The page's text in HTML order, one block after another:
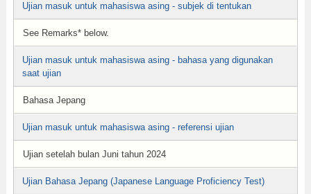
Ujian masuk untuk mahasiswa asing - subjek di tentukan
See Remarks* below.
Ujian masuk untuk mahasiswa asing - bahasa yang digunakan
saat ujian
Bahasa Jepang
Ujian masuk untuk mahasiswa asing - referensi ujian
Ujian setelah bulan Juni tahun 2024
Ujian Bahasa Jepang (Japanese Language Proficiency Test)